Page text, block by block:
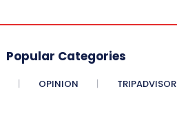
Popular Categories
OPINION TRIPADVISOR